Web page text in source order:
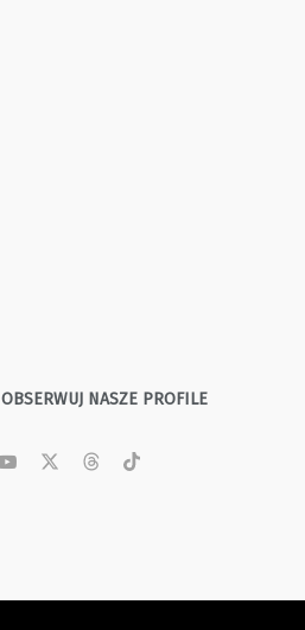
OBSERWUJ NASZE PROFILE